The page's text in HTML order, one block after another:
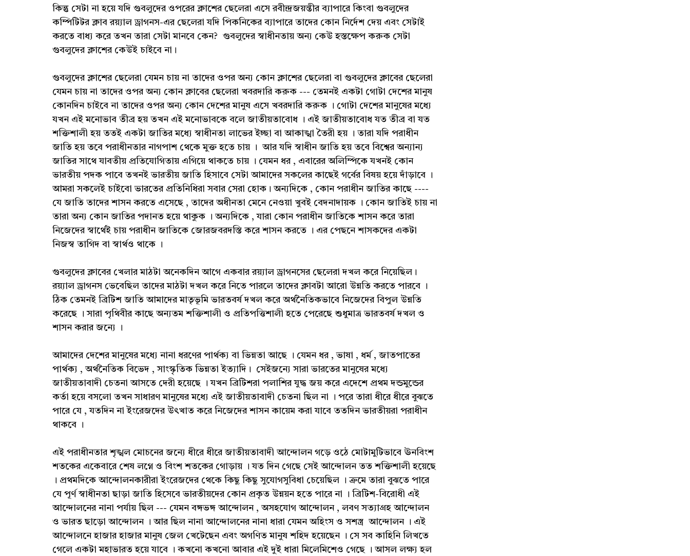
কিন্তু সেটা না হয়ে যদি গুবলুদের ওপরের ক্লাশের ছেলেরা এসে রবীন্দ্রজয়ন্তীর ব্যাপারে কিংবা গুবলুদের
কম্পিটিটর ক্লাব রয়্যাল ড্রাগনস-এর ছেলেরা যদি পিকনিকের ব্যাপারে তাদের কোন নির্দেশ দেয় এবং সেটাই
করতে বাধ্য করে তখন তারা সেটা মানবে কেন? গুবলুদের স্বাধীনতায় অন্য কেউ হস্তক্ষেপ করুক সেটা
গুবলুদের ক্লাশের কেউই চাইবে না।
গুবলুদের ক্লাশের ছেলেরা যেমন চায় না তাদের ওপর অন্য কোন ক্লাশের ছেলেরা বা গুবলুদের ক্লাবের ছেলেরা
যেমন চায় না তাদের ওপর অন্য কোন ক্লাবের ছেলেরা খবরদারি করুক --- তেমনই একটা গোটা দেশের মানুষ
কোনদিন চাইবে না তাদের ওপর অন্য কোন দেশের মানুষ এসে খবরদারি করুক । গোটা দেশের মানুষের মধ্যে
যখন এই মনোভাব তীব্র হয় তখন এই মনোভাবকে বলে জাতীয়তাবোধ । এই জাতীয়তাবোধ যত তীব্র বা যত
শক্তিশালী হয় ততই একটা জাতির মধ্যে স্বাধীনতা লাভের ইচ্ছা বা আকাঙ্খা তৈরী হয় । তারা যদি পরাধীন
জাতি হয় তবে পরাধীনতার নাগপাশ থেকে মুক্ত হতে চায় । আর যদি স্বাধীন জাতি হয় তবে বিশ্বের অন্যান্য
জাতির সাথে যাবতীয় প্রতিযোগিতায় এগিয়ে থাকতে চায় । যেমন ধর , এবারের অলিম্পিকে যখনই কোন
ভারতীয় পদক পাবে তখনই ভারতীয় জাতি হিসাবে সেটা আমাদের সকলের কাছেই গর্বের বিষয় হয়ে দাঁড়াবে ।
আমরা সকলেই চাইবো ভারতের প্রতিনিধিরা সবার সেরা হোক। অন্যদিকে , কোন পরাধীন জাতির কাছে ----
যে জাতি তাদের শাসন করতে এসেছে , তাদের অধীনতা মেনে নেওয়া খুবই বেদনাদায়ক । কোন জাতিই চায় না
তারা অন্য কোন জাতির পদানত হয়ে থাকুক । অন্যদিকে , যারা কোন পরাধীন জাতিকে শাসন করে তারা
নিজেদের স্বার্থেই চায় পরাধীন জাতিকে জোরজবরদস্তি করে শাসন করতে । এর পেছনে শাসকদের একটা
নিজস্ব তাগিদ বা স্বার্থও থাকে ।
গুবলুদের ক্লাবের খেলার মাঠটা অনেকদিন আগে একবার রয়্যাল ড্রাগনসের ছেলেরা দখল করে নিয়েছিল।
রয়্যাল ড্রাগনস ভেবেছিল তাদের মাঠটা দখল করে নিতে পারলে তাদের ক্লাবটা আরো উন্নতি করতে পারবে ।
ঠিক তেমনই ব্রিটিশ জাতি আমাদের মাতৃভূমি ভারতবর্ষ দখল করে অর্থনৈতিকভাবে নিজেদের বিপুল উন্নতি
করেছে । সারা পৃথিবীর কাছে অন্যতম শক্তিশালী ও প্রতিপত্তিশালী হতে পেরেছে শুধুমাত্র ভারতবর্ষ দখল ও
শাসন করার জন্যে ।
আমাদের দেশের মানুষের মধ্যে নানা ধরণের পার্থক্য বা ভিন্নতা আছে । যেমন ধর , ভাষা , ধর্ম , জাতপাতের
পার্থক্য , অর্থনৈতিক বিভেদ , সাংস্কৃতিক ভিন্নতা ইত্যাদি। সেইজন্যে সারা ভারতের মানুষের মধ্যে
জাতীয়তাবাদী চেতনা আসতে দেরী হয়েছে । যখন ব্রিটিশরা পলাশির যুদ্ধ জয় করে এদেশে প্রথম দন্ডমুন্ডের
কর্তা হয়ে বসলো তখন সাধারণ মানুষের মধ্যে এই জাতীয়তাবাদী চেতনা ছিল না । পরে তারা ধীরে ধীরে বুঝতে
পারে যে , যতদিন না ইংরেজদের উৎখাত করে নিজেদের শাসন কায়েম করা যাবে ততদিন ভারতীয়রা পরাধীন
থাকবে ।
এই পরাধীনতার শৃঙ্খল মোচনের জন্যে ধীরে ধীরে জাতীয়তাবাদী আন্দোলন গড়ে ওঠে মোটামুটিভাবে ঊনবিংশ
শতকের একেবারে শেষ লগ্নে ও বিংশ শতকের গোড়ায় । যত দিন গেছে সেই আন্দোলন তত শক্তিশালী হয়েছে
। প্রথমদিকে আন্দোলনকারীরা ইংরেজদের থেকে কিছু কিছু সুযোগসুবিধা চেয়েছিল । ক্রমে তারা বুঝতে পারে
যে পূর্ণ স্বাধীনতা ছাড়া জাতি হিসেবে ভারতীয়দের কোন প্রকৃত উন্নয়ন হতে পারে না । ব্রিটিশ-বিরোধী এই
আন্দোলনের নানা পর্যায় ছিল --- যেমন বঙ্গভঙ্গ আন্দোলন , অসহযোগ আন্দোলন , লবণ সত্যাগ্রহ আন্দোলন
ও ভারত ছাড়ো আন্দোলন । আর ছিল নানা আন্দোলনের নানা ধারা যেমন অহিংস ও সশস্ত্র আন্দোলন । এই
আন্দোলনে হাজার হাজার মানুষ জেল খেটেছেন এবং অগণিত মানুষ শহিদ হয়েছেন । সে সব কাহিনি লিখতে
গেলে একটা মহাভারত হয়ে যাবে । কখনো কখনো আবার এই দুই ধারা মিলেমিশেও গেছে । আসল লক্ষ্য হল